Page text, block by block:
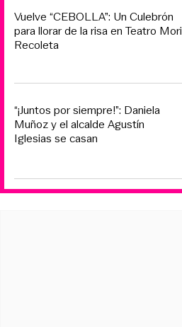
Vuelve “CEBOLLA”: Un Culebrón
para llorar de la risa en Teatro Mori
Recoleta
“¡Juntos por siempre!”: Daniela
Muñoz y el alcalde Agustín
Iglesias se casan